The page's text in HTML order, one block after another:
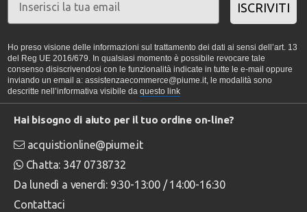
ISCRIVITI
Ho preso visione delle informazioni sul trattamento dei dati ai sensi dell’art. 13
del Reg UE 2016/679. In qualsiasi momento è possibile revocare tale
consenso disiscrivendosi con le funzionalità indicate in tutte le e-mail oppure
inviando un email a: assistenzaecommerce@piume.it, le modalità sono
descritte nell’informativa visibile da questo link
Hai bisogno di aiuto per il tuo ordine on-line?
acquistionline@piume.it
Chatta: 347 0738732
Da lunedì a venerdì: 9:30-13:00 / 14:00-16:30
Contattaci